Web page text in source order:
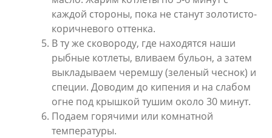
каждой стороны, пока не станут золотисто-
коричневого оттенка.
В ту же сковороду, где находятся наши
рыбные котлеты, вливаем бульон, а затем
выкладываем черемшу (зеленый чеснок) и
специи. Доводим до кипения и на слабом
огне под крышкой тушим около 30 минут.
Подаем горячими или комнатной
температуры.